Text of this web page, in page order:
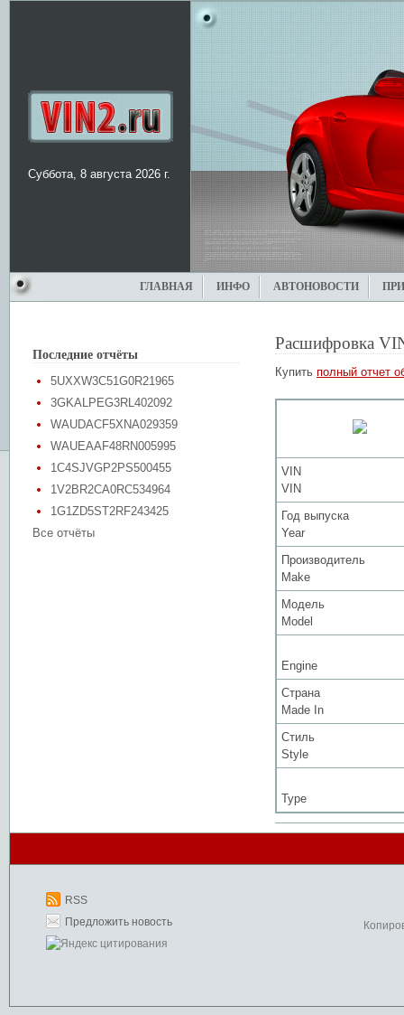
Суббота, 8 августа 2026 г.
ГЛАВНАЯ ИНФО АВТОНОВОСТИ
Последние отчёты
5UXXW3C51G0R21965
3GKALPEG3RL402092
WAUDACF5XNA029359
WAUEAAF48RN005995
1C4SJVGP2PS500455
1V2BR2CA0RC534964
1G1ZD5ST2RF243425
Все отчёты
Расшифровка
Купить полный отчет
VIN
VIN
Год выпуска
Year
Производитель
Make
Модель
Model
Engine
Страна
Made In
Стиль
Style
Type
RSS
Предложить новость